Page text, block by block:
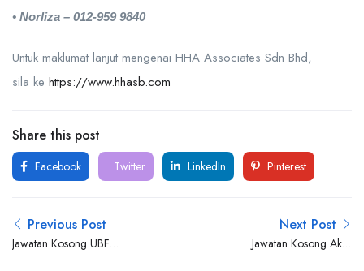
• Norliza – 012-959 9840
Untuk maklumat lanjut mengenai HHA Associates Sdn Bhd,
sila ke https://www.hhasb.com
Share this post
Facebook Twitter LinkedIn Pinterest
Previous Post
Jawatan Kosong UBF
Next Post
Jawatan Kosong Aker